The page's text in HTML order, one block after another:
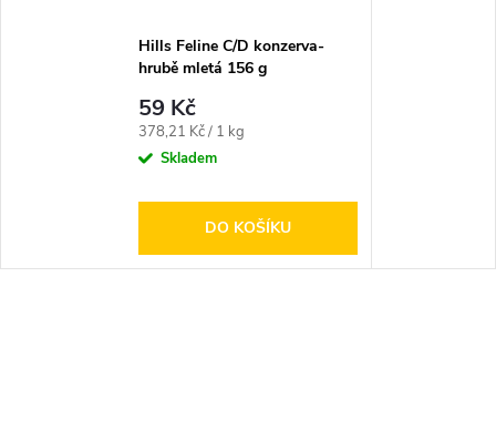
Hills Feline C/D konzerva-
hrubě mletá 156 g
59 Kč
Měrná
cena:
378,21 Kč / 1 kg
Skladem
DO KOŠÍKU